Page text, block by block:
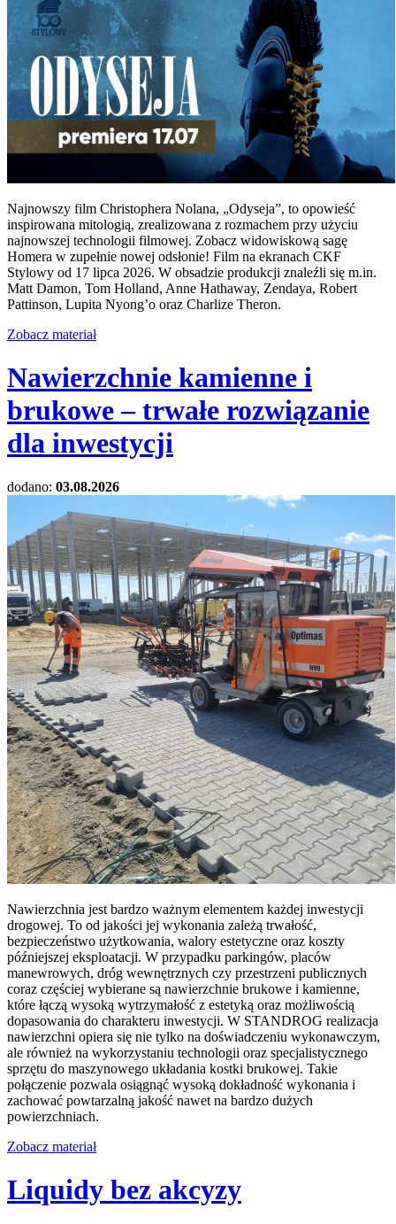
Najnowszy film Christophera Nolana, „Odyseja”, to opowieść
inspirowana mitologią, zrealizowana z rozmachem przy użyciu
najnowszej technologii filmowej. Zobacz widowiskową sagę
Homera w zupełnie nowej odsłonie! Film na ekranach CKF
Stylowy od 17 lipca 2026. W obsadzie produkcji znaleźli się m.in.
Matt Damon, Tom Holland, Anne Hathaway, Zendaya, Robert
Pattinson, Lupita Nyong’o oraz Charlize Theron.
Zobacz materiał
Nawierzchnie kamienne i
brukowe – trwałe rozwiązanie
dla inwestycji
dodano: 03.08.2026
Nawierzchnia jest bardzo ważnym elementem każdej inwestycji
drogowej. To od jakości jej wykonania zależą trwałość,
bezpieczeństwo użytkowania, walory estetyczne oraz koszty
późniejszej eksploatacji. W przypadku parkingów, placów
manewrowych, dróg wewnętrznych czy przestrzeni publicznych
coraz częściej wybierane są nawierzchnie brukowe i kamienne,
które łączą wysoką wytrzymałość z estetyką oraz możliwością
dopasowania do charakteru inwestycji. W STANDROG realizacja
nawierzchni opiera się nie tylko na doświadczeniu wykonawczym,
ale również na wykorzystaniu technologii oraz specjalistycznego
sprzętu do maszynowego układania kostki brukowej. Takie
połączenie pozwala osiągnąć wysoką dokładność wykonania i
zachować powtarzalną jakość nawet na bardzo dużych
powierzchniach.
Zobacz materiał
Liquidy bez akcyzy